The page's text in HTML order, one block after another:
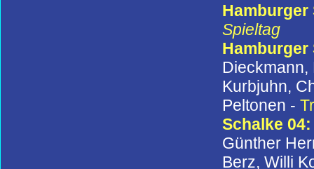
Hamburger
Spieltag
Hamburger
Dieckmann,
Kurbjuhn,
Peltonen -
Schalke
Günther
Berz, Willi